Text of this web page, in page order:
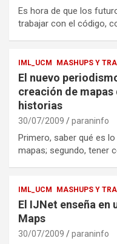
Es hora de que los
trabajar con el código,
IML_UCM MASHUPS Y
El nuevo
creación de
historias
30/07/2009 paraninfo
Primero, saber qué es
mapas; segundo, tener
IML_UCM MASHUPS Y
El IJNet enseña en
Maps
30/07/2009 paraninfo